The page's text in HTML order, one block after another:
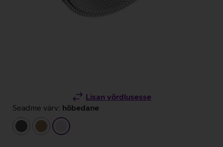
Lisan võrdlusesse
Seadme värv: hõbedane
tumehallpronks hõbedane